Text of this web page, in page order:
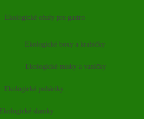
Ekologické obaly pre gastro
Ekologické boxy a krabičky
Ekologické misky a vaničky
Ekologické poháriky
Ekologické slamky